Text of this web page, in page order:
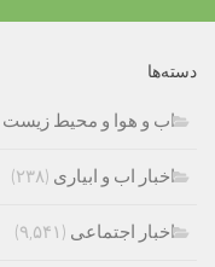
دسته‌ها
اب و هوا و محیط زیست
اخبار اب و ابیاری (۲۳۸)
اخبار اجتماعی (۹,۵۴۱)